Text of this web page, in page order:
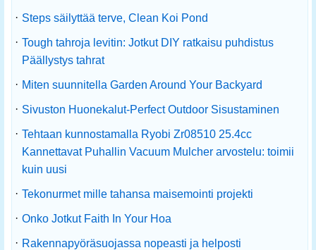
· Steps säilyttää terve, Clean Koi Pond
· Tough tahroja levitin: Jotkut DIY ratkaisu puhdistus
Päällystys tahrat
· Miten suunnitella Garden Around Your Backyard
· Sivuston Huonekalut-Perfect Outdoor Sisustaminen
· Tehtaan kunnostamalla Ryobi Zr08510 25.4cc
Kannettavat Puhallin Vacuum Mulcher arvostelu: toimii
kuin uusi
· Tekonurmet mille tahansa maisemointi projekti
· Onko Jotkut Faith In Your Hoa
· Rakennapyöräsuojassa nopeasti ja helposti